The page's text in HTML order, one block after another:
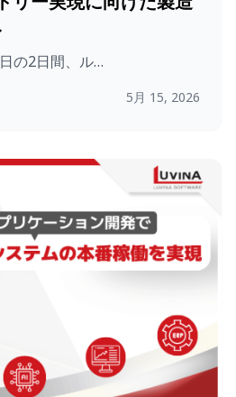
の2日間、ル…
5月 15, 2026